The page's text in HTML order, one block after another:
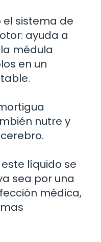
sistema de
ayuda a
médula
en un
nutre y
líquido se
sea por una
médica,